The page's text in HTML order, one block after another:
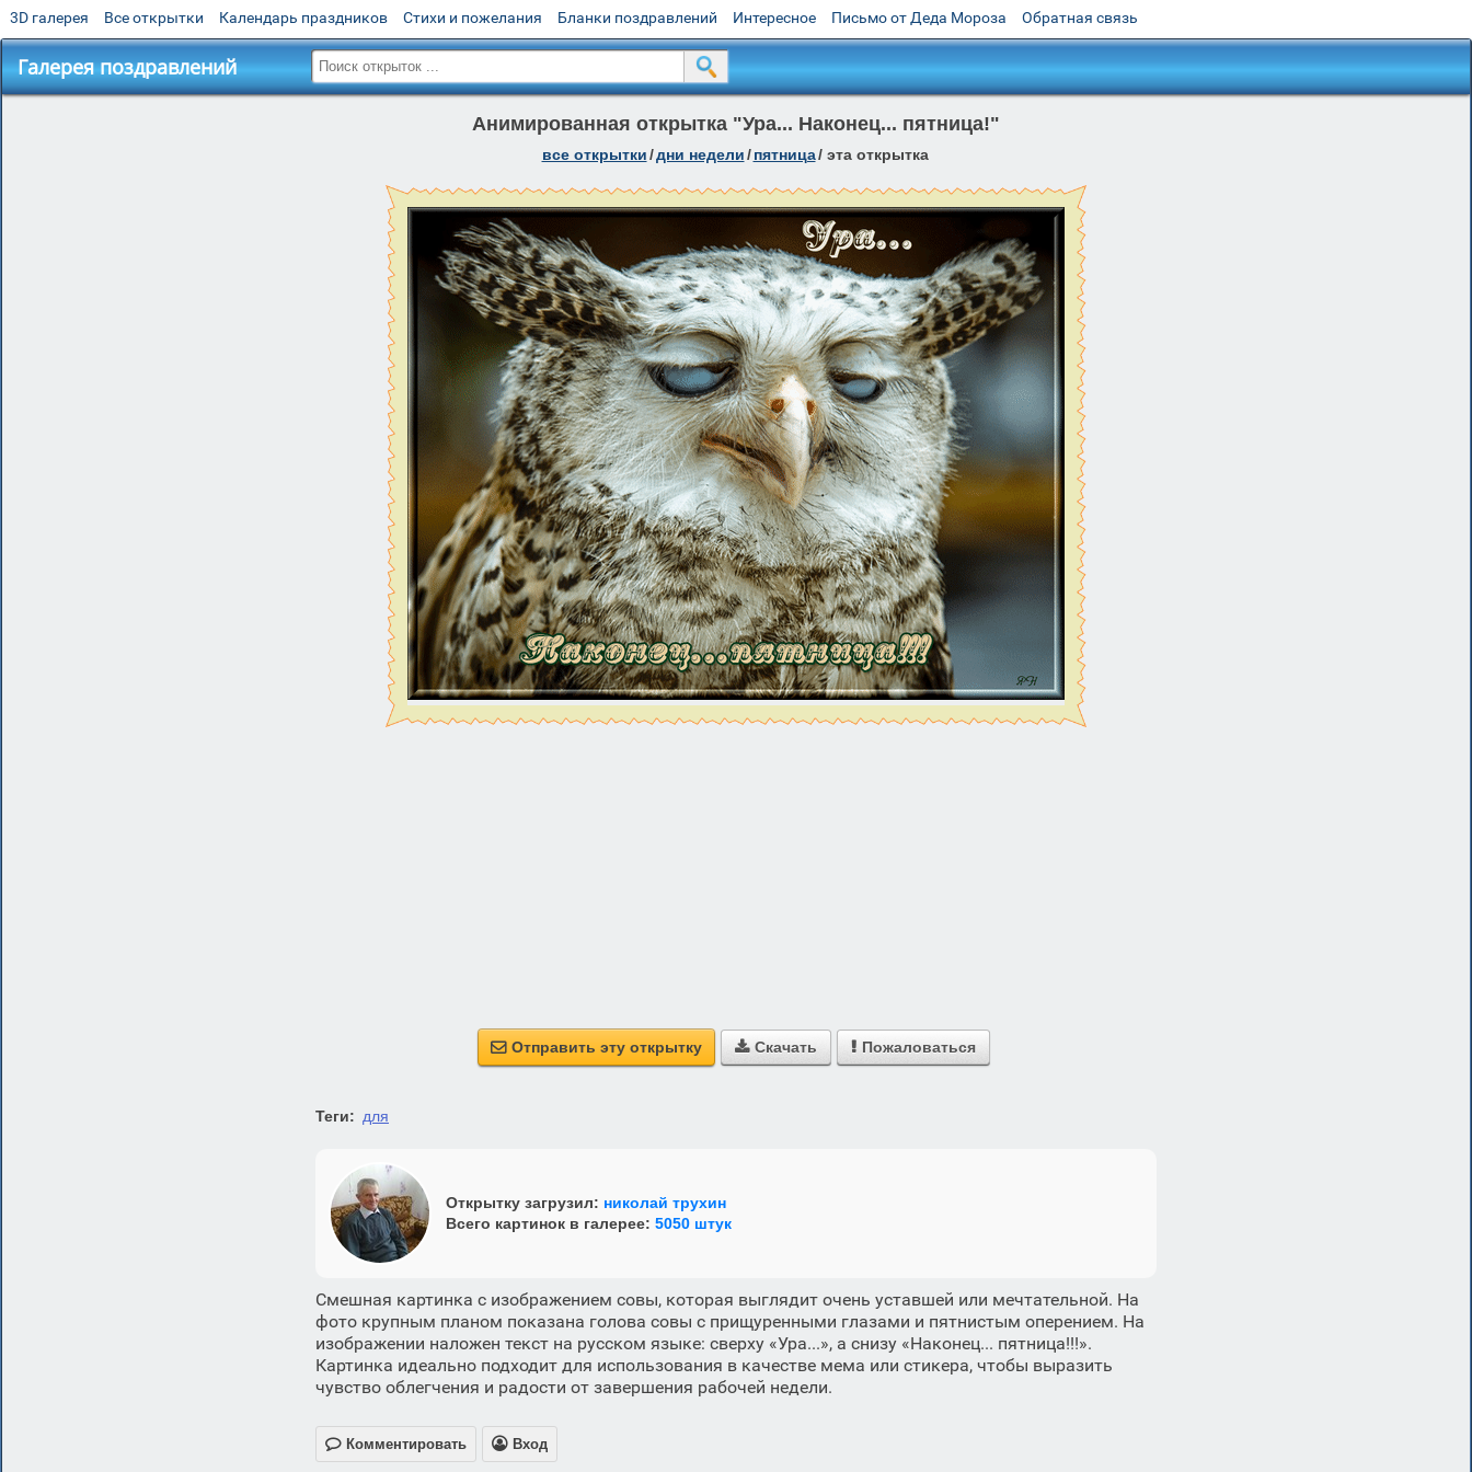
3D галерея Все открытки Календарь праздников Стихи и пожелания Бланки поздравлений Интересное Письмо от Деда Мороза Обратная связь
Галерея поздравлений
Анимированная открытка "Ура... Наконец... пятница!"
все открытки/дни недели/ пятница/ эта открытка
 Отправить эту открытку  Скачать  Пожаловаться
Теги: для
Открытку загрузил: николай трухин
Всего картинок в галерее: 5050 штук
Смешная картинка с изображением совы, которая выглядит очень уставшей или мечтательной. На
фото крупным планом показана голова совы с прищуренными глазами и пятнистым оперением. На
изображении наложен текст на русском языке: сверху «Ура...», а снизу «Наконец... пятница!!!».
Картинка идеально подходит для использования в качестве мема или стикера, чтобы выразить
чувство облегчения и радости от завершения рабочей недели.
 Комментировать  Вход